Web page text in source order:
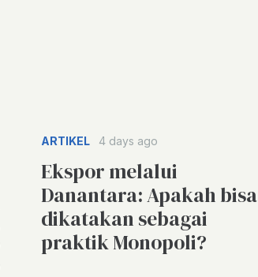
ARTIKEL 4 days ago
Ekspor melalui
Danantara: Apakah bisa
dikatakan sebagai
praktik Monopoli?